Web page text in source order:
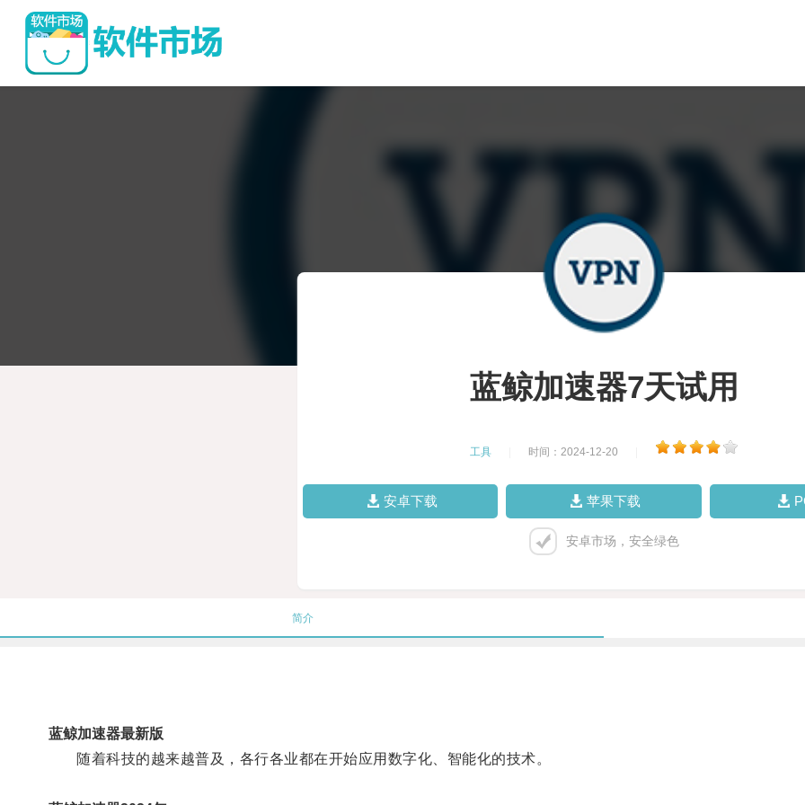
蓝鲸加速器7天试用
工具 时间：2024-12-20
安卓下载 苹果下载
安卓市场，安全绿色
简介
蓝鲸加速器最新版
随着科技的越来越普及，各行各业都在开始应用数字化、智能化的技术。